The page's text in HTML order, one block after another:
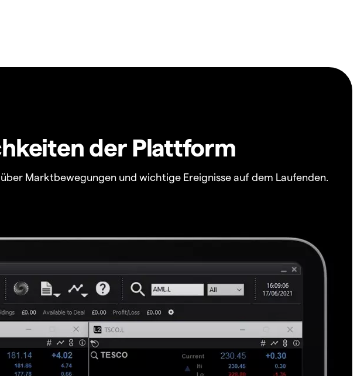
der Plattform
Marktbewegungen und wichtige Ereignisse auf dem Laufenden.